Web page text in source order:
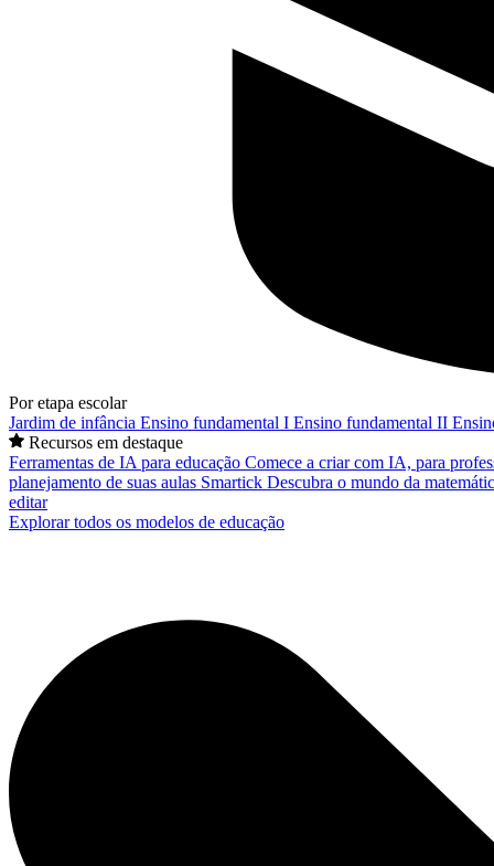
Por etapa escolar
Jardim de infância Ensino fundamental I Ensino fundamental II
Recursos em destaque
Ferramentas de IA para educação Comece a criar com IA, para
planejamento de suas aulas Smartick Descubra o mundo da
editar
Explorar todos os modelos de educação